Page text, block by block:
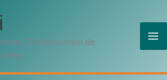
Et Réinsertion de